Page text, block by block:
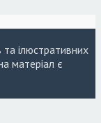
та ілюстративних
матеріал є